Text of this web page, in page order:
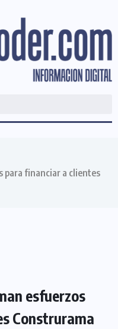
para financiar a clientes
esfuerzos
Construrama